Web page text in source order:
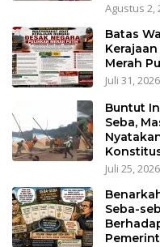
Agustus 2,
Batas
Merah
Juli 31, 2026
Buntut
Seba,
Juli 25, 2026
Seba-